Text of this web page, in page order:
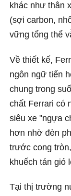
khác như thân
(sợi carbon,
vững tổng thể
Về thiết kế,
ngôn ngữ tiến
chung trong
chất Ferrari có
siêu xe "ngựa
hơn nhờ đèn
trước cong
khuếch tán gió
Tại thị trường